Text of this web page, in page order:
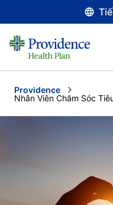
Providence
Current:
Nhân Viên Chăm Sóc